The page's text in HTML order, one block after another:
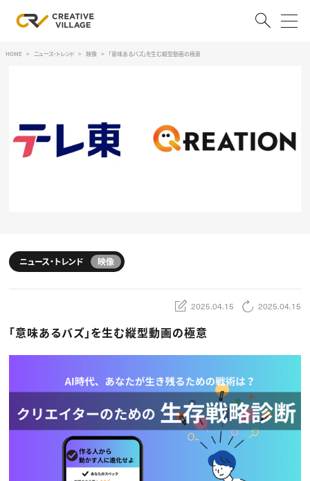
ACCOUNT
RECRUIT
スキルアップしたい！
デザイン
編集・ライティング
マーケティング
業界解説・キャリア事情
TOP Creator’s コラム
Webクリエイター
アプリクリエイター
映像クリエイター
クリエイターインタビュー
C＆R Magazine
セミナー
ニュース・トレンド トップ
Web
映像
ゲーム・エンタメ
広告
CREATIVE VILLAGEからのお知らせ
HOME ニュース・トレンド 映像 「意味あるバズ」を生む縦型動画の極意
ニュース・トレンド 映像
2025.04.15 2025.04.15
「意味あるバズ」を生む縦型動画の極意